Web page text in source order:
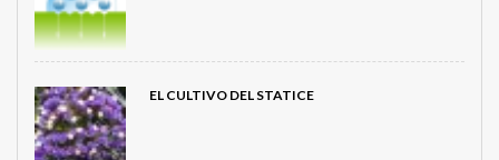
EL CULTIVO DEL STATICE